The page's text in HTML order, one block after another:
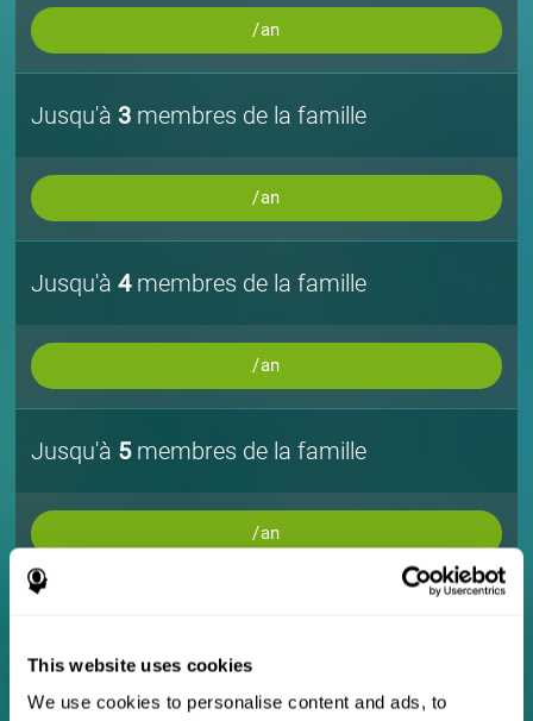
This website uses cookies
We use cookies to personalise content and ads, to
/an
Jusqu'à 3 membres de la famille
/an
Jusqu'à4membres de la famille
/an
Jusqu'à 5membres de la famille
/an
/an